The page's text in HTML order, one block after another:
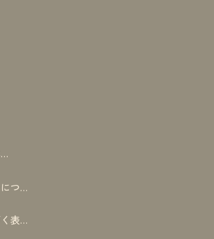
クッキーポリシーページ
個人情報の取り扱いについて
特定商取引法に基づく表記